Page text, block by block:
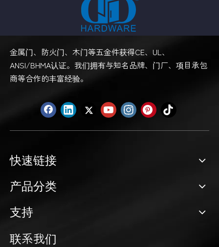
金属门、防火门、木门等五金件获得CE、UL、
ANSI/BHMA认证。我们拥有与知名品牌、门厂、项目承包
商等合作的丰富经验。
快速链接
产品分类
支持
联系我们